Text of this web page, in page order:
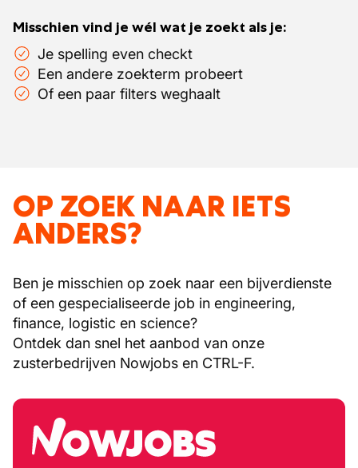
Misschien vind je wél wat je zoekt als je:
Je spelling even checkt
Een andere zoekterm probeert
Of een paar filters weghaalt
OP ZOEK NAAR IETS
ANDERS?
Ben je misschien op zoek naar een bijverdienste
of een gespecialiseerde job in engineering,
finance, logistic en science?
Ontdek dan snel het aanbod van onze
zusterbedrijven Nowjobs en CTRL-F.